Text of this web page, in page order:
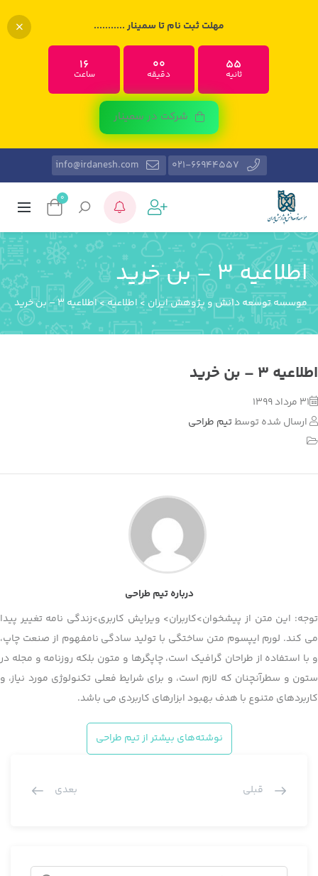
مهلت ثبت نام تا سمینار ...........
16
ساعت
00
دقیقه
54
ثانیه
شرکت در سمینار
021-66944557
info@irdanesh.com
0
اطلاعیه ۳ – بن خرید
موسسه توسعه دانش و پژوهش ایران>اطلاعیه>اطلاعیه ۳ – بن خرید
اطلاعیه ۳ – بن خرید
31 مرداد 1399
ارسال شده توسطتیم طراحی
درباره تیم طراحی
توجه: این متن از پیشخوان>کاربران> ویرایش کاربری>زندگی نامه تغییر پیدا
می کند. لورم ایپسوم متن ساختگی با تولید سادگی نامفهوم از صنعت چاپ،
و با استفاده از طراحان گرافیک است، چاپگرها و متون بلکه روزنامه و مجله در
ستون و سطرآنچنان که لازم است، و برای شرایط فعلی تکنولوژی مورد نیاز، و
کاربردهای متنوع با هدف بهبود ابزارهای کاربردی می باشد.
نوشته‌های بیشتر از تیم طراحی
قبلی بعدی